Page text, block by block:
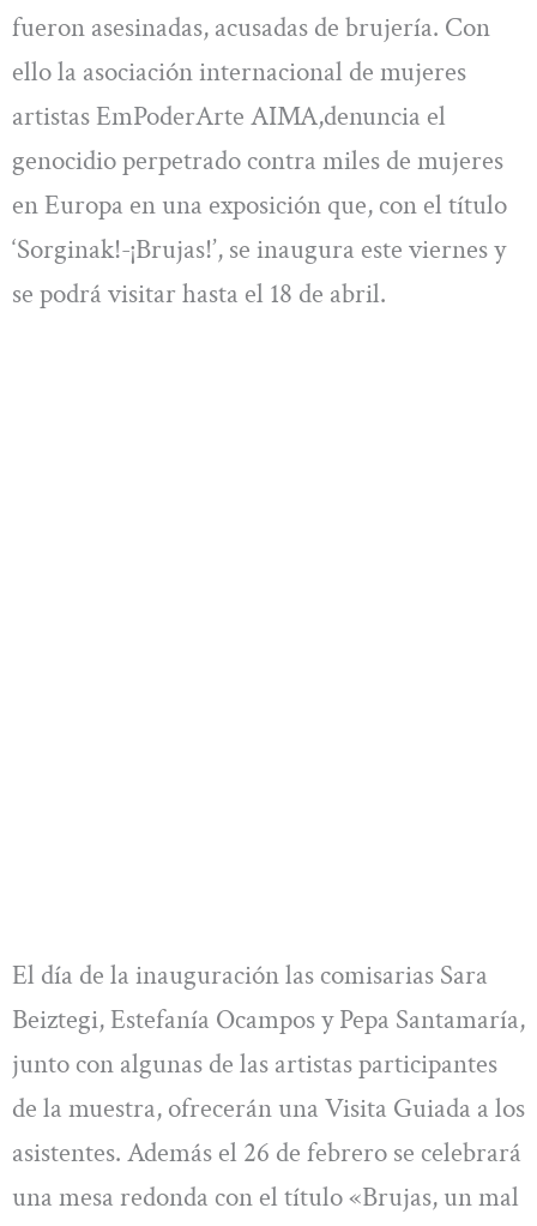
fueron asesinadas, acusadas de brujería. Con
ello la asociación internacional de mujeres
artistas EmPoderArte AIMA,denuncia el
genocidio perpetrado contra miles de mujeres
en Europa en una exposición que, con el título
‘Sorginak!-¡Brujas!’, se inaugura este viernes y
se podrá visitar hasta el 18 de abril.
El día de la inauguración las comisarias Sara
Beiztegi, Estefanía Ocampos y Pepa Santamaría,
junto con algunas de las artistas participantes
de la muestra, ofrecerán una Visita Guiada a los
asistentes. Además el 26 de febrero se celebrará
una mesa redonda con el título «Brujas, un mal